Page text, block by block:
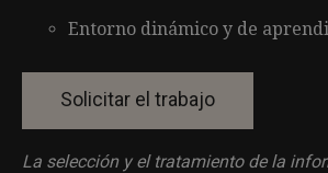
Entorno dinámico y de
La selección y el tratamiento de la